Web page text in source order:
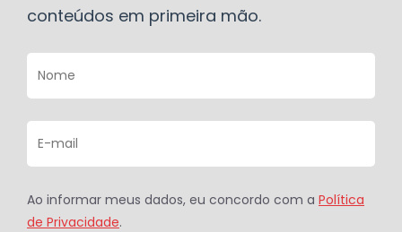
conteúdos em primeira mão.
Ao informar meus dados, eu concordo com a Política
de Privacidade.